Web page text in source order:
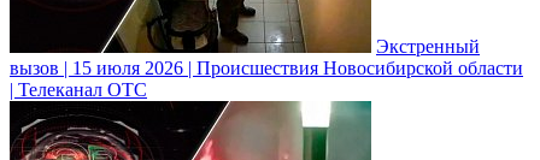
Экстренный
вызов | 15 июля 2026 | Происшествия Новосибирской области
| Телеканал ОТС